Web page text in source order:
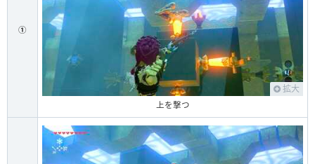
①
拡大
上を撃つ